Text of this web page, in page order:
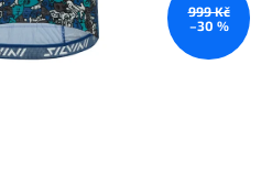
999 Kč
–30 %